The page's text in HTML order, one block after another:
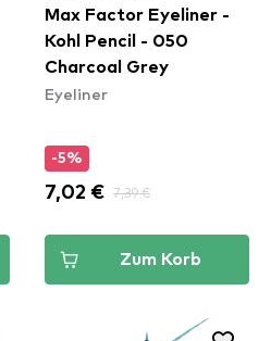
Max Factor Eyeliner -
Kohl Pencil - 050
Charcoal Grey
Eyeliner
-5%
7,02 € 7,39 €
Zum Korb